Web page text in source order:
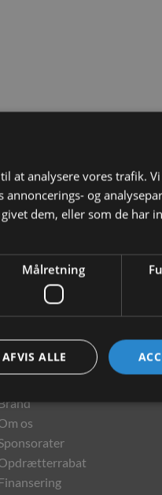
os
at analysere vores trafik.
og
dem, eller som de har
Målretning
AFVIS ALLE